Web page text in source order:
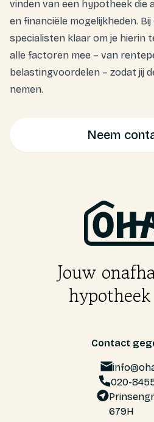
vinden van een hypotheek die
en financiële mogelijkheden. Bij
specialisten klaar om je hierin
alle factoren mee – van
belastingvoordelen – zodat jij
nemen.
Neem
Jouw
Contact
020-
679H